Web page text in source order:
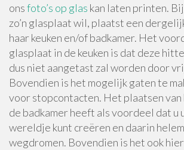
onsfoto’s op glas kan laten printen.
zo’n glasplaat wil, plaatst een
haar keuken en/of badkamer. Het
glasplaat in de keuken is dat deze
dus niet aangetast zal worden door
Bovendien is het mogelijk gaten te
voor stopcontacten. Het plaatsen van
de badkamer heeft als voordeel dat u
wereldje kunt creëren en daarin
wegdromen. Bovendien is het ook